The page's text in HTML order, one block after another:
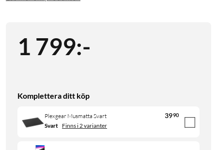
1 799:-
Komplettera ditt köp
Plexgear Musmatta Svart 3990
Svart Finns i 2 varianter